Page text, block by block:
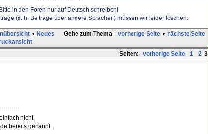
Bitte in den Foren nur auf Deutsch schreiben!
(d. h. Beiträge über andere Sprachen) müssen wir leider löschen.
Gehe zum Thema: vorherige Seite • nächste Seite
• Neues
Seiten:
vorherige Seite 1 2 3
nicht
bereits genannt.